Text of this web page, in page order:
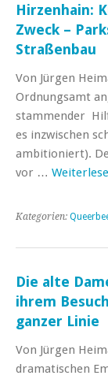
Hirzenhain:
Zweck –
Straßenbau
Von Jürgen
Ordnungsamt
stammender
es inzwischen
ambitioniert).
vor …
Kategorien:
Die alte
ihrem
ganzer Linie
Von Jürgen
dramatischen